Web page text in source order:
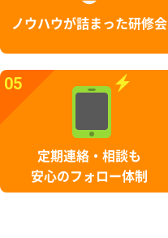
ノウハウが詰まった研修会
05
定期連絡・相談も
安心のフォロー体制